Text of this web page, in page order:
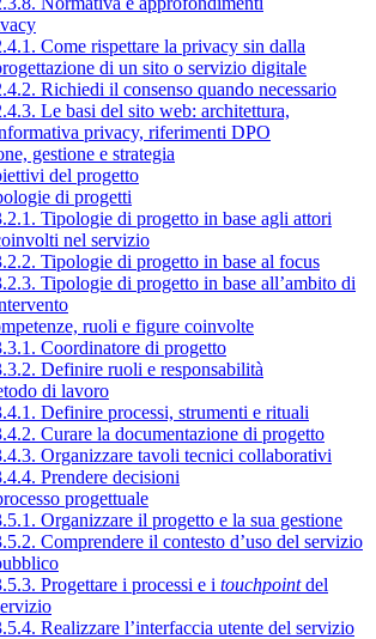
Come rispettare la privacy sin dalla
di un sito o servizio digitale
Richiedi il consenso quando necessario
Le basi del sito web: architettura,
privacy, riferimenti DPO
gestione e strategia
del progetto
di progetti
Tipologie di progetto in base agli attori
nel servizio
Tipologie di progetto in base al focus
Tipologie di progetto in base all’ambito di
ruoli e figure coinvolte
Coordinatore di progetto
Definire ruoli e responsabilità
di lavoro
Definire processi, strumenti e rituali
Curare la documentazione di progetto
Organizzare tavoli tecnici collaborativi
Prendere decisioni
progettuale
Organizzare il progetto e la sua gestione
Comprendere il contesto d’uso del servizio
Progettare i processi e i touchpointdel
Realizzare l’interfaccia utente del servizio